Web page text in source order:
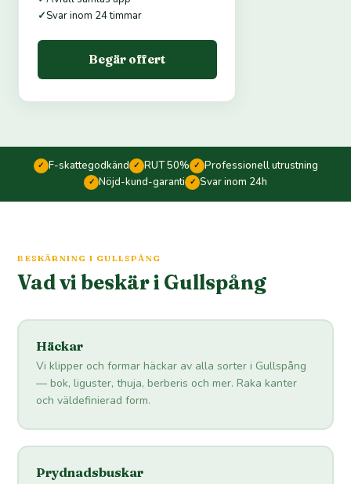
✓Svar inom 24 timmar
Begär offert
✓ F-skattegodkänd ✓ RUT 50% ✓ Professionell utrustning
✓ Nöjd-kund-garanti ✓ Svar inom 24h
BESKÄRNING I GULLSPÅNG
Vad vi beskär i Gullspång
Häckar
Vi klipper och formar häckar av alla sorter i Gullspång
— bok, liguster, thuja, berberis och mer. Raka kanter
och väldefinierad form.
Prydnadsbuskar